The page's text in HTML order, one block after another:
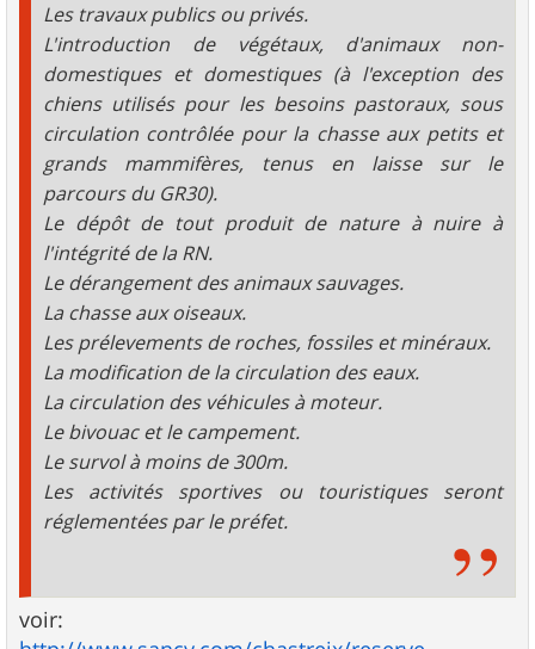
Les travaux publics ou privés.
L'introduction de végétaux, d'animaux non-
domestiques et domestiques (à l'exception des
chiens utilisés pour les besoins pastoraux, sous
circulation contrôlée pour la chasse aux petits et
grands mammifères, tenus en laisse sur le
parcours du GR30).
Le dépôt de tout produit de nature à nuire à
l'intégrité de la RN.
Le dérangement des animaux sauvages.
La chasse aux oiseaux.
Les prélevements de roches, fossiles et minéraux.
La modification de la circulation des eaux.
La circulation des véhicules à moteur.
Le bivouac et le campement.
Le survol à moins de 300m.
Les activités sportives ou touristiques seront
réglementées par le préfet.
voir: